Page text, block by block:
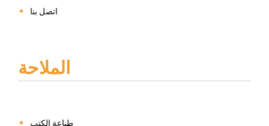
اتصل بنا
الملاحة
طباعة الكتب